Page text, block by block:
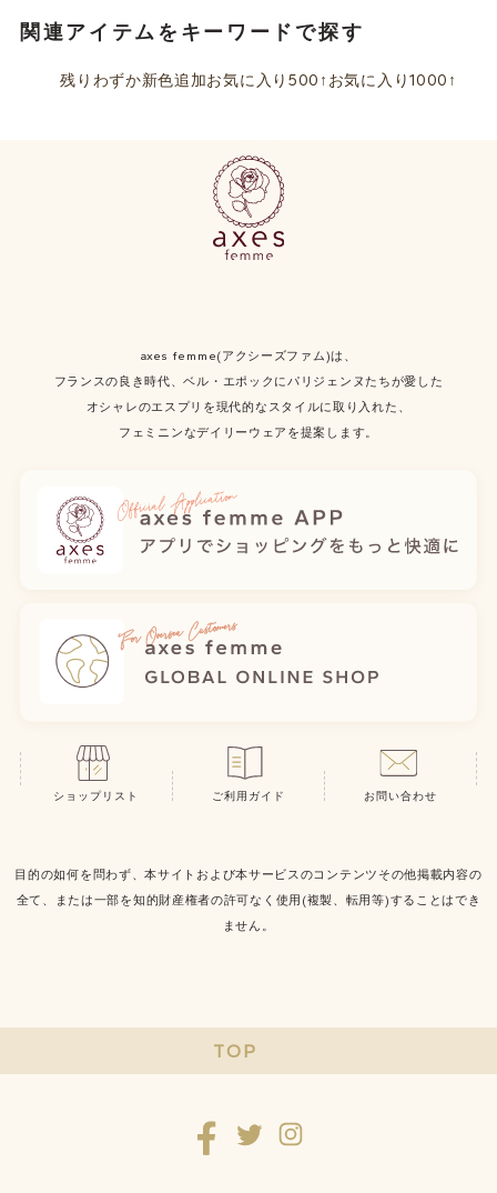
関連アイテムをキーワードで探す
残りわずか新色追加お気に入り500↑ お気に入り1000↑
axes femme(アクシーズファム)は、
フランスの良き時代、ベル・エポックにパリジェンヌたちが愛した
オシャレのエスプリを現代的なスタイルに取り入れた、
フェミニンなデイリーウェアを提案します。
ショップリスト ご利用ガイド お問い合わせ
目的の如何を問わず、本サイトおよび本サービスのコンテンツその他掲載内容の
全て、または一部を知的財産権者の許可なく使用(複製、転用等)することはでき
ません。
TOP